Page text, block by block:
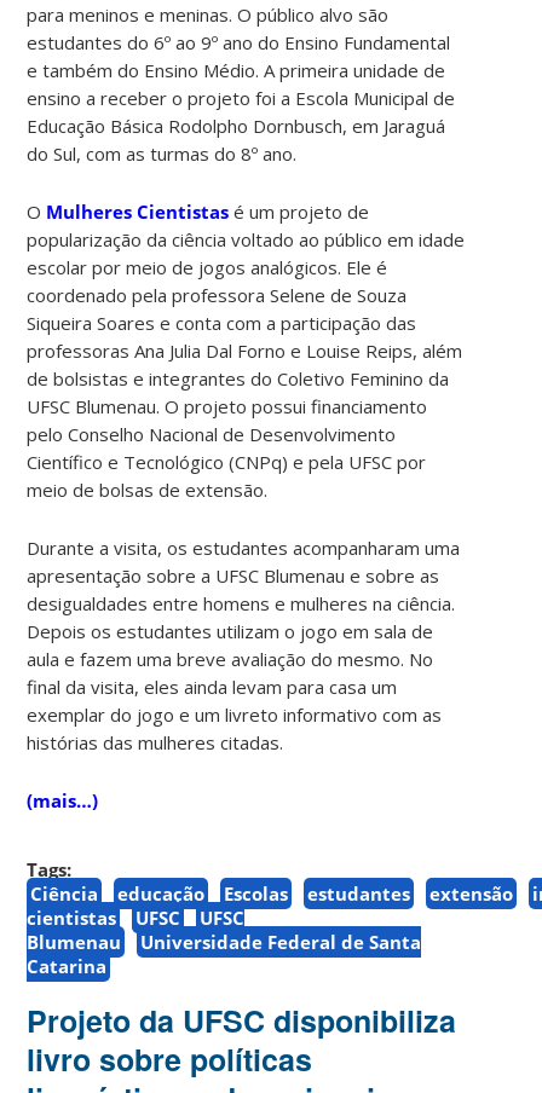
para meninos e meninas. O público alvo são
estudantes do 6º ao 9º ano do Ensino Fundamental
e também do Ensino Médio. A primeira unidade de
ensino a receber o projeto foi a Escola Municipal de
Educação Básica Rodolpho Dornbusch, em Jaraguá
do Sul, com as turmas do 8º ano.
O Mulheres Cientistas é um projeto de
popularização da ciência voltado ao público em idade
escolar por meio de jogos analógicos. Ele é
coordenado pela professora Selene de Souza
Siqueira Soares e conta com a participação das
professoras Ana Julia Dal Forno e Louise Reips, além
de bolsistas e integrantes do Coletivo Feminino da
UFSC Blumenau. O projeto possui financiamento
pelo Conselho Nacional de Desenvolvimento
Científico e Tecnológico (CNPq) e pela UFSC por
meio de bolsas de extensão.
Durante a visita, os estudantes acompanharam uma
apresentação sobre a UFSC Blumenau e sobre as
desigualdades entre homens e mulheres na ciência.
Depois os estudantes utilizam o jogo em sala de
aula e fazem uma breve avaliação do mesmo. No
final da visita, eles ainda levam para casa um
exemplar do jogo e um livreto informativo com as
histórias das mulheres citadas.
(mais…)
Tags:
Ciência
educação Escolas estudantes extensão
cientistas
UFSC
UFSC
Blumenau
Universidade Federal de Santa
Catarina
Projeto da UFSC disponibiliza
livro sobre políticas